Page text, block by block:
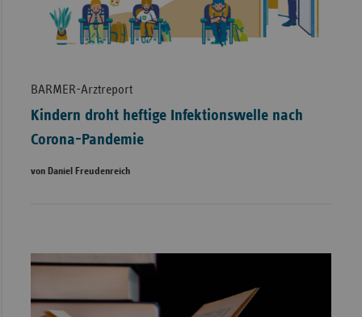
BARMER-Arztreport
Kindern droht heftige Infektionswelle nach
Corona-Pandemie
von Daniel Freudenreich